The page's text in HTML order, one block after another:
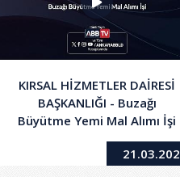
KIRSAL HİZMETLER DAİRESİ
BAŞKANLIĞI - Buzağı
Büyütme Yemi Mal Alımı İşi